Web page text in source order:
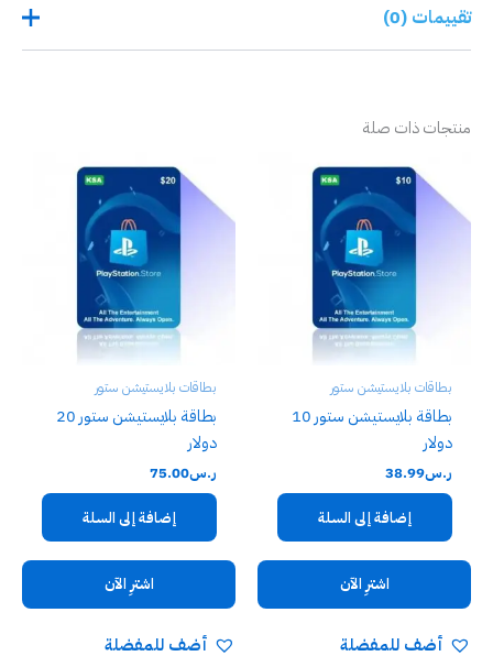
تقييمات (0)
دولار”
لن يتم نشر عنوان بريدك الإلكتروني. الحقول الإلزامية مشار إليها بـ
تقييمك*
مراجعتك*
الاسم*
البريد الإلكتروني *
احفظ اسمي، بريدي الإلكتروني، والموقع الإلكتروني في هذا
منتجات ذات صلة
بطاقات بلايستيشن ستور
بطاقة بلايستيشن ستور 10
دولار
ر.س38.99
إضافة إلى السلة
اشترِ الآن
أضف للمفضلة
بطاقات بلايستيشن ستور
بطاقة بلايستيشن ستور 20
دولار
ر.س75.00
إضافة إلى السلة
اشترِ الآن
أضف للمفضلة